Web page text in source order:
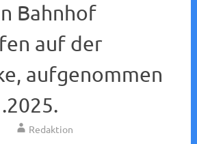
Bahnhof
auf der
aufgenommen
Redaktion